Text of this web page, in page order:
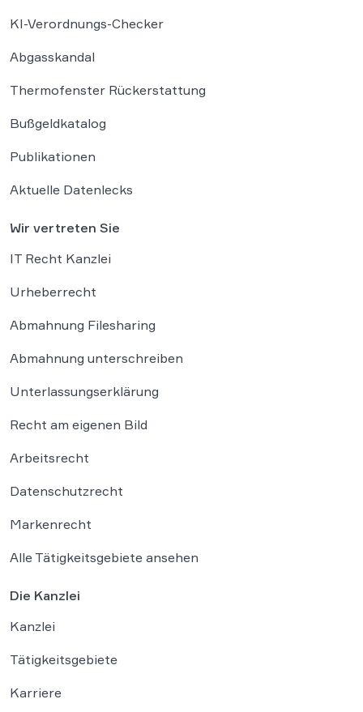
KI-Verordnungs-Checker
Abgasskandal
Thermofenster Rückerstattung
Bußgeldkatalog
Publikationen
Aktuelle Datenlecks
Wir vertreten Sie
IT Recht Kanzlei
Urheberrecht
Abmahnung Filesharing
Abmahnung unterschreiben
Unterlassungserklärung
Recht am eigenen Bild
Arbeitsrecht
Datenschutzrecht
Markenrecht
Alle Tätigkeitsgebiete ansehen
Die Kanzlei
Kanzlei
Tätigkeitsgebiete
Karriere